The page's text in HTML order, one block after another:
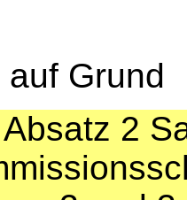
Grund
Absatz 2